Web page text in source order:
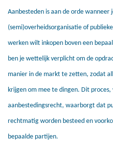
Aanbesteden is aan de orde wanneer
(semi)overheidsorganisatie of
werken wilt inkopen boven een
ben je wettelijk verplicht om de
manier in de markt te zetten, zodat
krijgen om mee te dingen. Dit
aanbestedingsrecht, waarborgt dat
rechtmatig worden besteed en
bepaalde partijen.